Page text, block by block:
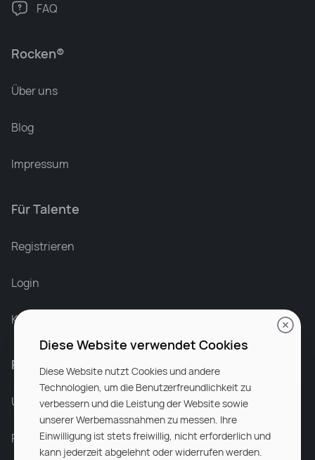
Rocken®
Über uns
Blog
Impressum
Für Talente
Registrieren
Login
Karriere bei Rocken
Für Unternehmen
Unsere Dienstleistungen
Partnerunternehmen
FAQ
Diese Website verwendet Cookies
Diese Website nutzt Cookies und andere
Technologien, um die Benutzerfreundlichkeit zu
verbessern und die Leistung der Website sowie
unserer Werbemassnahmen zu messen. Ihre
Einwilligung ist stets freiwillig, nicht erforderlich und
kann jederzeit abgelehnt oder widerrufen werden.